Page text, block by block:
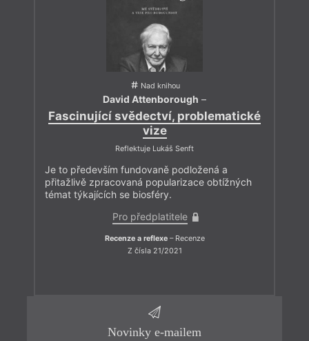
Nad knihou
David Attenborough –
Fascinující svědectví, problematické
vize
Reflektuje Lukáš Senft
Je to především fundovaně podložená a
přitažlivě zpracovaná popularizace obtížných
témat týkajících se biosféry.
Pro předplatitele
Recenze a reflexe– Recenze
Z čísla 21/2021
Novinky e-mailem